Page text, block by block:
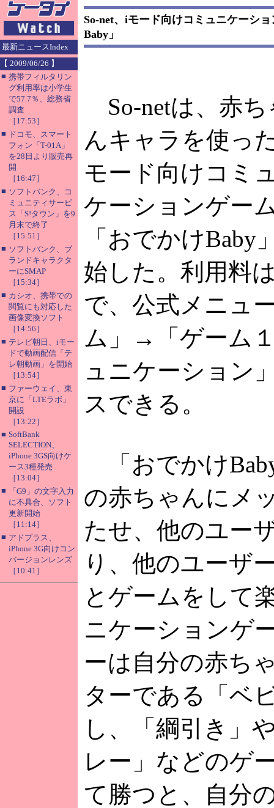
最新ニュースIndex
【 2009/06/26 】
■ 携帯フィルタリン
グ利用率は小学生
で57.7％、総務省
調査
［17:53］
■ ドコモ、スマート
フォン「T-01A」
を28日より販売再
開
［16:47］
■ ソフトバンク、コ
ミュニティサービ
ス「S!タウン」を9
月末で終了
［15:51］
■ ソフトバンク、ブ
ランドキャラクタ
ーにSMAP
［15:34］
■ カシオ、携帯での
閲覧にも対応した
画像変換ソフト
［14:56］
■ テレビ朝日、iモー
ドで動画配信「テ
レ朝動画」を開始
［13:54］
■ ファーウェイ、東
京に「LTEラボ」
開設
［13:22］
■ SoftBank
SELECTION、
iPhone 3GS向けケ
ース3種発売
［13:04］
■
「G9」の文字入力
に不具合、ソフト
更新開始
［11:14］
■ アドプラス、
iPhone 3G向けコン
バージョンレンズ
［10:41］
So-net、iモード向けコミュニケーシ
Baby」
So-netは、赤ち
んキャラを使っ
モード向けコミ
ケーションゲー
「おでかけBaby
始した。利用料
で、公式メニュ
ム」→「ゲーム
ュニケーション
スできる。
「おでかけ
の赤ちゃんにメ
たせ、他のユー
り、他のユーザ
とゲームをして
ニケーションゲ
ーは自分の赤ち
ターである「ベ
し、「綱引き」
レー」などのゲ
て勝つと、自分